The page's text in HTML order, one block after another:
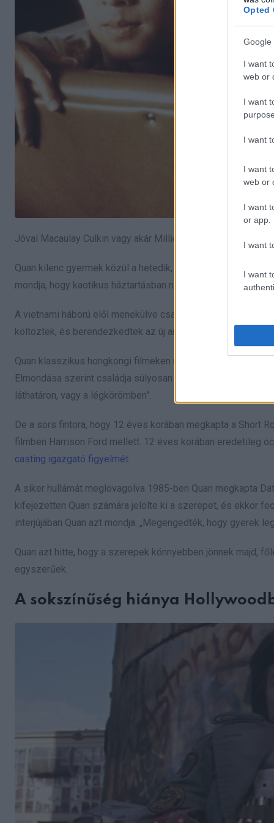
Opted
Google
I want
web or
I want
I want
I want
web or
I want
or app.
I want
I want
Jóval Macaulay Culkin vagy akár Millie Bobby Brown előtt
Quan kilenc gyermek közül a hetedik, és a vietnami
mondja, hogy kaotikus háztartásban nőtt fel, és soha nem
A vietnami háború elől menekülve családja rövid időre
költöztek, és berendezkedtek az új amerikai életükben.
Quan klasszikus hongkongi filmeken nőtt fel, olyan
Elmondása szerint családja súlyosan eladósodott, és a
láthatáron, vagy a légkörömben”.
De a sors fintora, hogy 12 éves korában megkapta a Short
filmben Harrison Ford mellett. 12 éves korában eredetileg
casting igazgató figyelmét.
A siker hullámát meglovagolva 1985-ben Quan megkapta
kifejezetten Quan számára jelölte ki a szerepet, és ekkor
interjújában Quan azt mondja: „Megengedték, hogy gyerek
Quan azt hitte, hogy a szerepek könnyebben jönnek majd,
egyszerűek.
A sokszínűség hiánya